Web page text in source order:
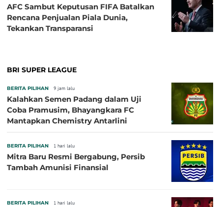
AFC Sambut Keputusan FIFA Batalkan
Rencana Penjualan Piala Dunia,
Tekankan Transparansi
BRI SUPER LEAGUE
BERITA PILIHAN 9 jam lalu
Kalahkan Semen Padang dalam Uji
Coba Pramusim, Bhayangkara FC
Mantapkan Chemistry Antarlini
BERITA PILIHAN 1 hari lalu
Mitra Baru Resmi Bergabung, Persib
Tambah Amunisi Finansial
BERITA PILIHAN 1 hari lalu